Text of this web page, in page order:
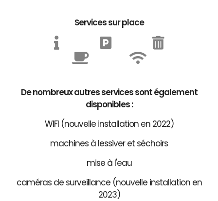
Services sur place
De nombreux autres services sont également
disponibles :
WIFI (nouvelle installation en 2022)
machines à lessiver et séchoirs
mise à l'eau
caméras de surveillance (nouvelle installation en
2023)